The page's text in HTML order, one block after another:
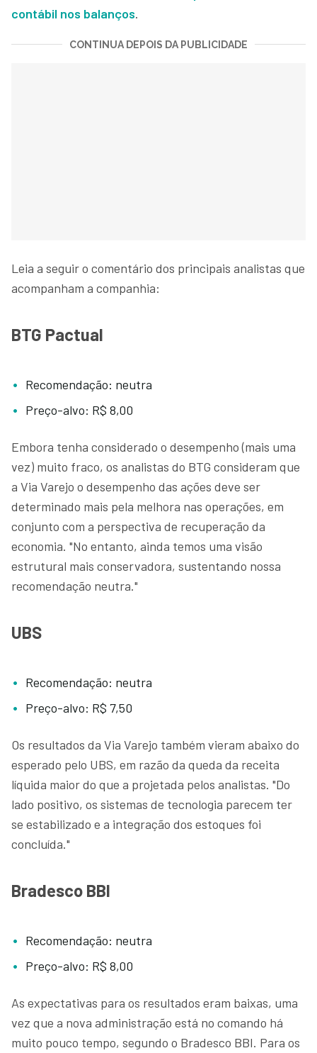
contábil nos balanços.
CONTINUA DEPOIS DA PUBLICIDADE
Leia a seguir o comentário dos principais analistas que
acompanham a companhia:
BTG Pactual
Recomendação: neutra
Preço-alvo: R$ 8,00
Embora tenha considerado o desempenho (mais uma
vez) muito fraco, os analistas do BTG consideram que
a Via Varejo o desempenho das ações deve ser
determinado mais pela melhora nas operações, em
conjunto com a perspectiva de recuperação da
economia. "No entanto, ainda temos uma visão
estrutural mais conservadora, sustentando nossa
recomendação neutra."
UBS
Recomendação: neutra
Preço-alvo: R$ 7,50
Os resultados da Via Varejo também vieram abaixo do
esperado pelo UBS, em razão da queda da receita
líquida maior do que a projetada pelos analistas. "Do
lado positivo, os sistemas de tecnologia parecem ter
se estabilizado e a integração dos estoques foi
concluída."
Bradesco BBI
Recomendação: neutra
Preço-alvo: R$ 8,00
As expectativas para os resultados eram baixas, uma
vez que a nova administração está no comando há
muito pouco tempo, segundo o Bradesco BBI. Para os